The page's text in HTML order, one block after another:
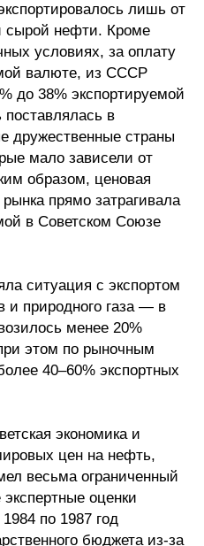
Климатического
политика и
лишь от
сырой нефти. Кроме
условиях, за оплату
валюте, из СССР
до 38% экспортируемой
в
дружественные страны
мало зависели от
образом, ценовая
прямо затрагивала
в Советском Союзе
ситуация с экспортом
и природного газа — в
менее 20%
этом по рыночным
40–60% экспортных
экономика и
цен на нефть,
весьма ограниченный
оценки
по 1987 год
бюджета из-за